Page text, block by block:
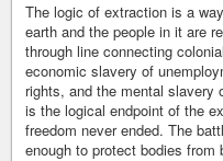
The logic of extraction is a
earth and the people in it are
through line connecting
economic slavery of
rights, and the mental slavery
is the logical endpoint of the
freedom never ended. The
enough to protect bodies